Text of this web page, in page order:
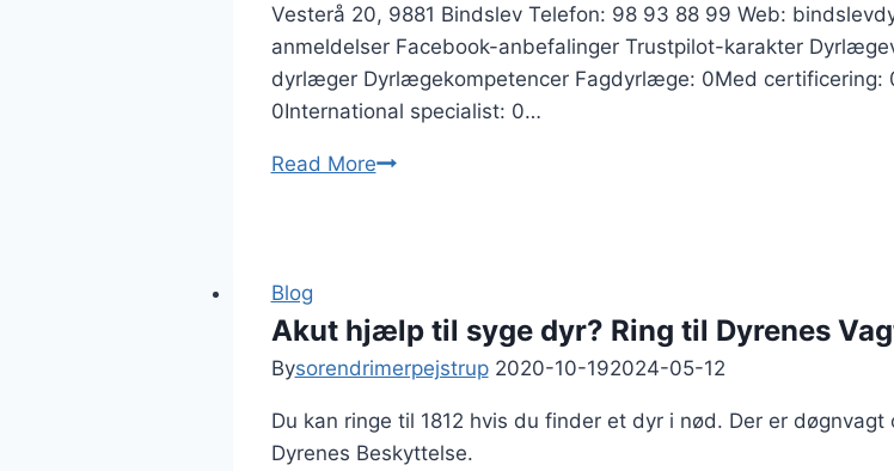
Vesterå 20, 9881 Bindslev Telefon: 98 93 88 99 Web:
anmeldelser Facebook-anbefalinger Trustpilot-karakter
dyrlæger Dyrlægekompetencer Fagdyrlæge: 0Med certificering:
0International specialist: 0…
Read MoreDyrlæger
kompetencer
vagtmuligheder
Blog
Akut hjælp til syge dyr? Ring til Dyrenes
Bysorendrimerpejstrup 2020-10-192024-05-12
Du kan ringe til 1812 hvis du finder et dyr i nød. Der er
Dyrenes Beskyttelse.